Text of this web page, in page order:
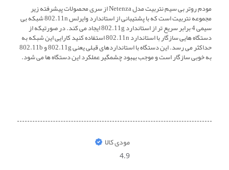
مودم روتر بی سیم نتربیت مدل Netenza از سری محصولات پیشرفته زیر
مجموعه نتربیت است که با پشتیبانی از استاندارد وایرلس 802.11n شبکه بی
سیمی 4 برابر سریع تر از استاندارد 802.11g ایجاد می کند. در صورتیکه از
دستگاه هایی سازگار با استاندارد 802.11n استفاده کنید کارایی این شبکه به
حداکثر می رسد. این دستگاه با استانداردهای قبلی یعنی 802.11g و 802.11b
به خوبی سازگار است و موجب بهبود چشمگیر عملکرد این دستگاه ها می شود.
مودی کالا
4.9